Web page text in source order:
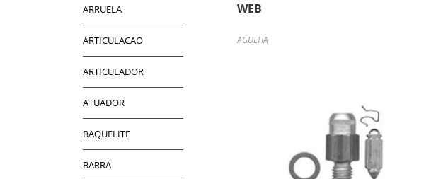
WEB
AGULHA
ARRUELA
ARTICULACAO
ARTICULADOR
ATUADOR
BAQUELITE
BARRA